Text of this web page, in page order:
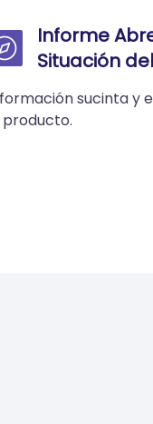
Informe
Situación
sucinta y